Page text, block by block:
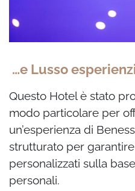
…e Lusso
Questo Hotel è stato
modo particolare per
un’esperienza di
strutturato per
personalizzati sulla
personali.